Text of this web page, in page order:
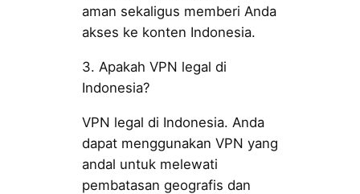
aman sekaligus memberi Anda
akses ke konten Indonesia.
3. Apakah VPN legal di
Indonesia?
VPN legal di Indonesia. Anda
dapat menggunakan VPN yang
andal untuk melewati
pembatasan geografis dan